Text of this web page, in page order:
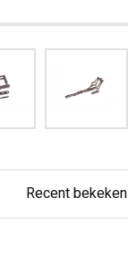
Recent bekeken